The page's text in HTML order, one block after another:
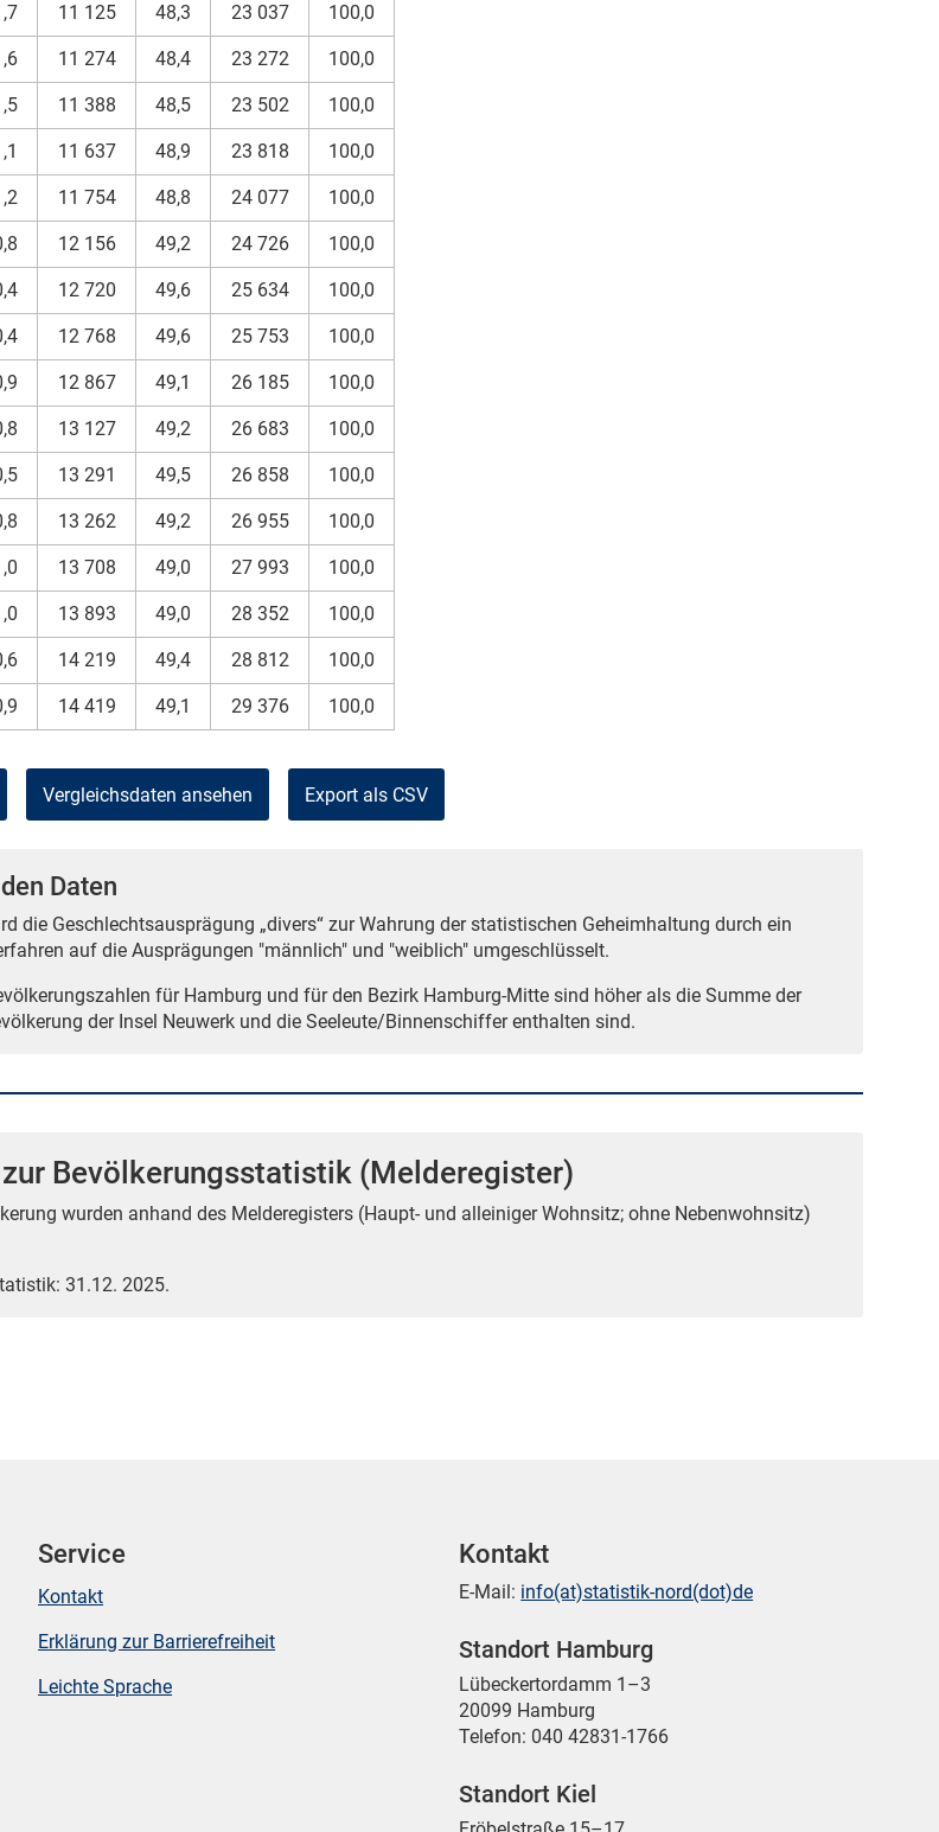
11 125 48,3 23 037 100,0
11 274 48,4 23 272 100,0
11 388 48,5 23 502 100,0
11 637 48,9 23 818 100,0
11 754 48,8 24 077 100,0
12 156 49,2 24 726 100,0
12 720 49,6 25 634 100,0
12 768 49,6 25 753 100,0
12 867 49,1 26 185 100,0
13 127 49,2 26 683 100,0
13 291 49,5 26 858 100,0
13 262 49,2 26 955 100,0
13 708 49,0 27 993 100,0
13 893 49,0 28 352 100,0
14 219 49,4 28 812 100,0
14 419 49,1 29 376 100,0
Vergleichsdaten ansehen Export als CSV
Daten
die Geschlechtsausprägung „divers“ zur Wahrung der statistischen Geheimhaltung durch ein
auf die Ausprägungen "männlich" und "weiblich" umgeschlüsselt.
für Hamburg und für den Bezirk Hamburg-Mitte sind höher als die Summe der
der Insel Neuwerk und die Seeleute/Binnenschiffer enthalten sind.
Bevölkerungsstatistik (Melderegister)
wurden anhand des Melderegisters (Haupt- und alleiniger Wohnsitz; ohne Nebenwohnsitz)
31.12. 2025.
Service
Kontakt
Erklärung zur Barrierefreiheit
Leichte Sprache
Kontakt
E-Mail: info(at)statistik-nord(dot)de
Standort Hamburg
Lübeckertordamm 1–3
20099 Hamburg
Telefon: 040 42831-1766
Standort Kiel